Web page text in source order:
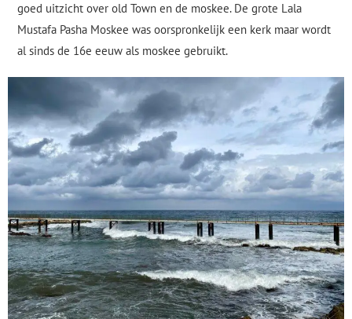
goed uitzicht over old Town en de moskee. De grote Lala
Mustafa Pasha Moskee was oorspronkelijk een kerk maar wordt
al sinds de 16e eeuw als moskee gebruikt.